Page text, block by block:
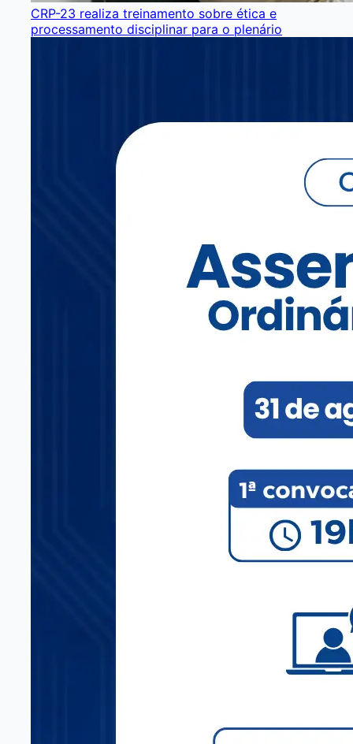
CRP-23 realiza treinamento sobre ética e
processamento disciplinar para o plenário